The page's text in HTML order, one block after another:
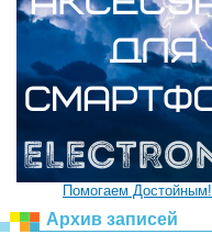
Помогаем Достойным!
Архив записей